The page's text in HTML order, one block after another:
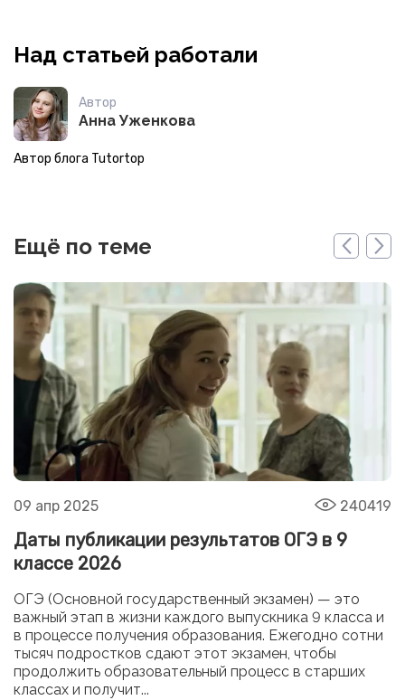
Над статьей работали
Автор
Анна Уженкова
Автор блога Tutortop
Ещё по теме
09 апр 2025 240419
Даты публикации результатов ОГЭ в 9
классе 2026
ОГЭ (Основной государственный экзамен) — это
важный этап в жизни каждого выпускника 9 класса и
в процессе получения образования. Ежегодно сотни
тысяч подростков сдают этот экзамен, чтобы
продолжить образовательный процесс в старших
классах и получит...